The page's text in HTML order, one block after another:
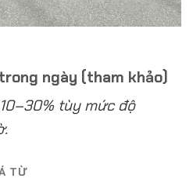
ngày (tham khảo)
tùy mức độ
TỪ